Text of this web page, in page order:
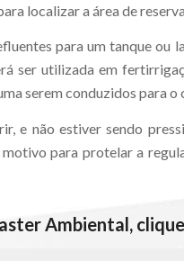
localizar a área de
para um tanque ou
ser utilizada em
serem conduzidos para
e não estiver sendo
para protelar a
Ambiental,